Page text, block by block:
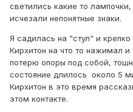
светились какие то
исчезали непонятные знаки.
Я садилась на "стул" и
Кирхитон на что то нажимал
потерю опоры под собой,
состояние длилось около 5
Кирхитон в это время
этом контакте.